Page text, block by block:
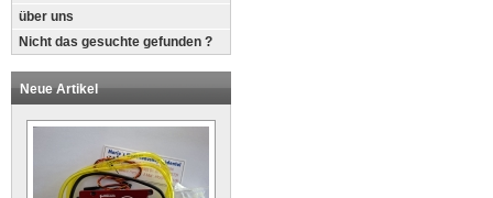
über uns
Nicht das gesuchte gefunden ?
Neue Artikel